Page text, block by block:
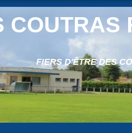
COUTRAS
FIERS D'ÊTRE DES